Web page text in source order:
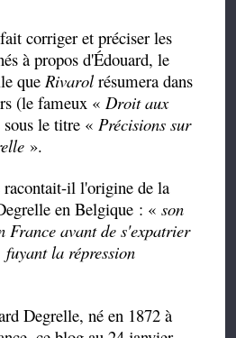
corriger et préciser les
à propos d'Édouard, le
que Rivarolrésumera dans
(le fameux « Droit aux
le titre « Précisions sur
».
il l'origine de la
en Belgique : «son
France avant de s'expatrier
la répression
Degrelle, né en 1872 à